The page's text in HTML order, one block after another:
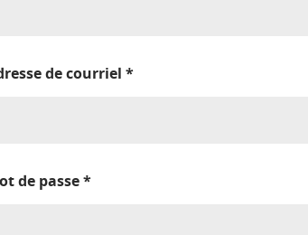
de courriel *
de passe*